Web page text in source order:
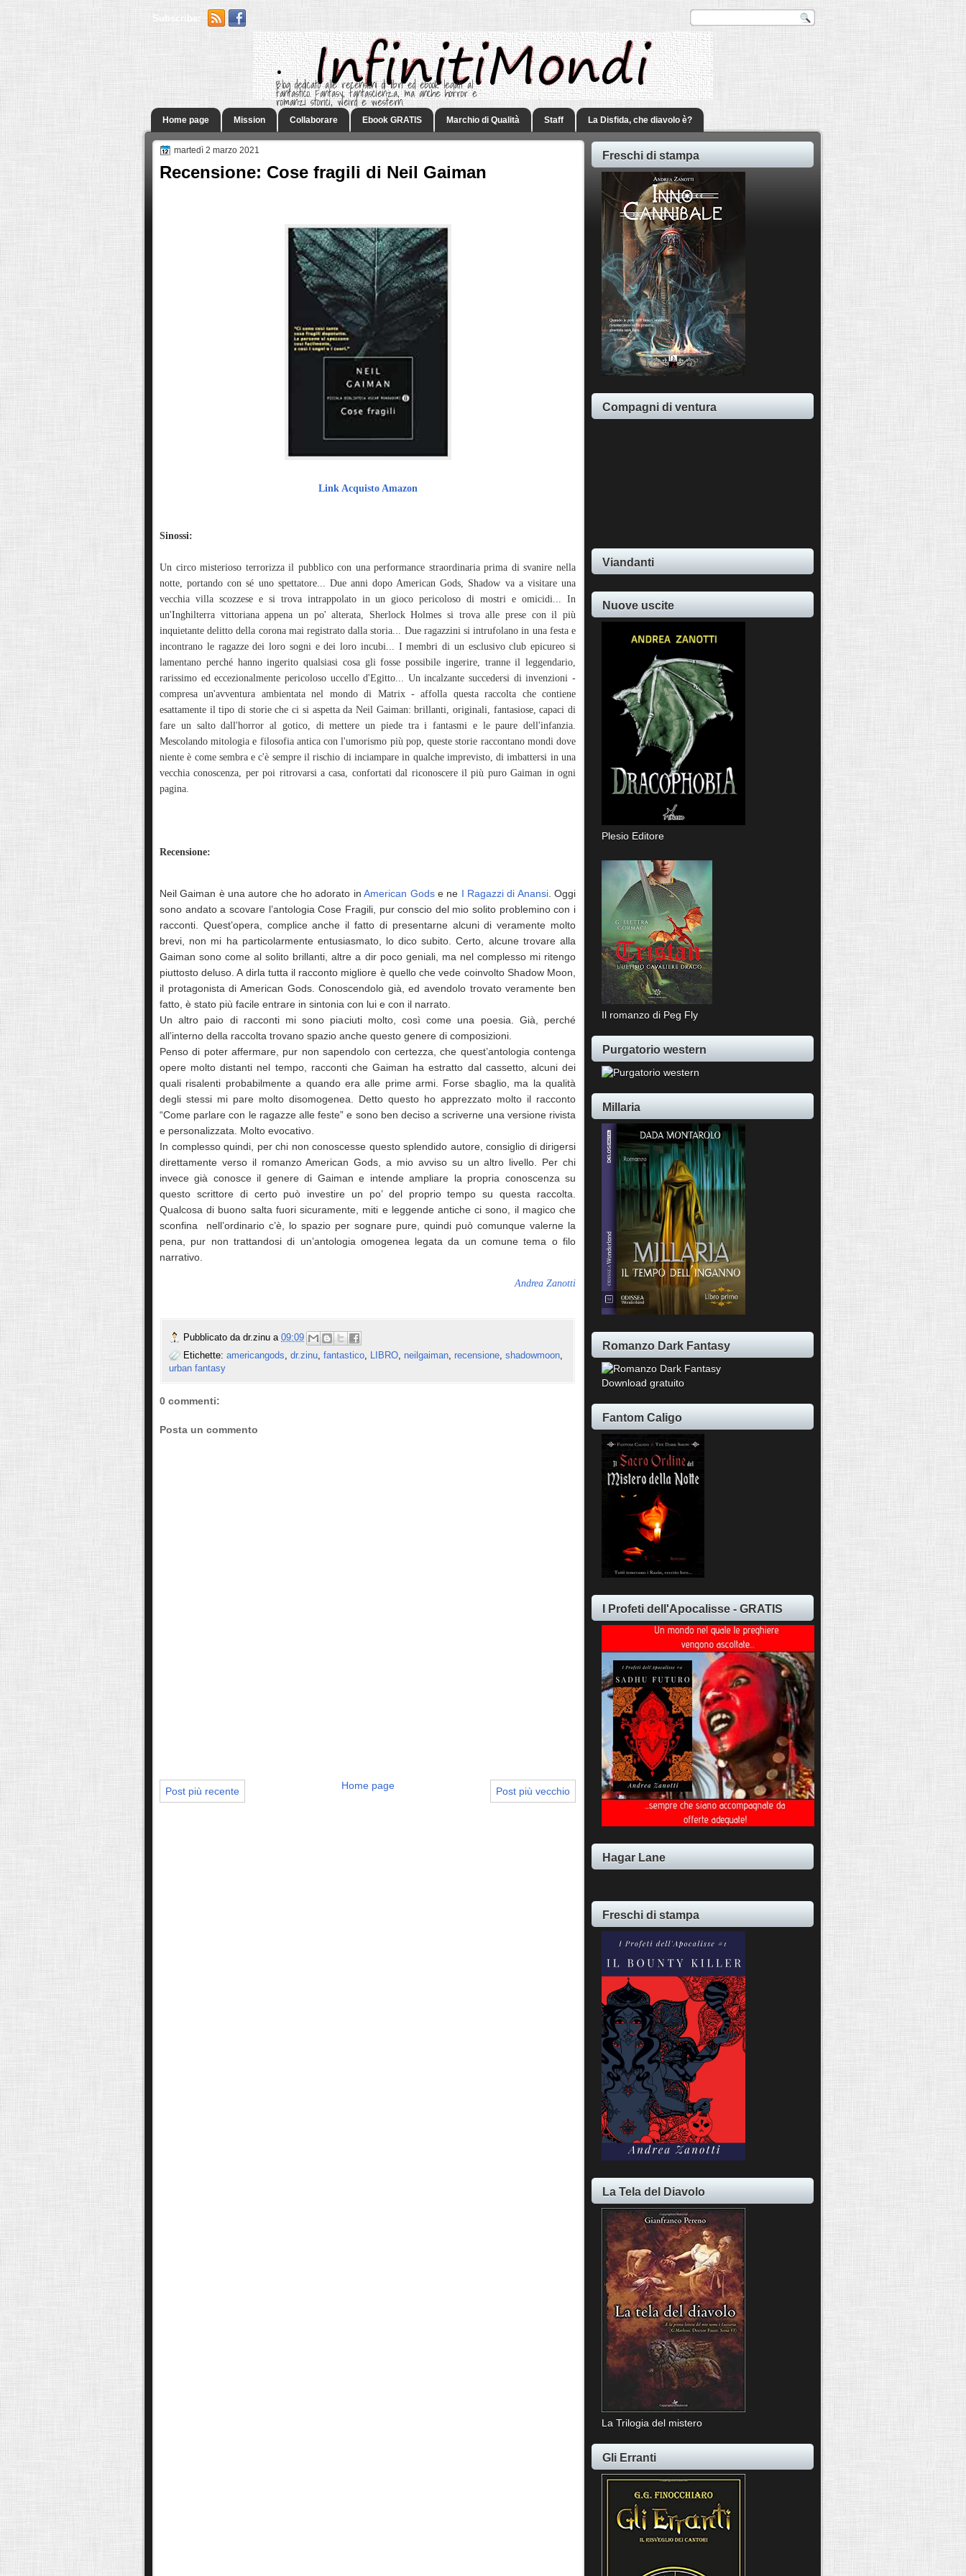
Subscribe:
.
Blog dedicato alle recensioni di libri ed ebook legati al
fantastico. Fantasy, fantascienza, ma anche horror e
romanzi storici, weird e western.
Home page Mission Collaborare Ebook GRATIS Marchio di Qualità Staff La Disfida, che diavolo è?
martedì 2 marzo 2021
Recensione: Cose fragili di Neil Gaiman
Link Acquisto Amazon
Sinossi:
Un circo misterioso terrorizza il pubblico con una performance straordinaria prima di svanire nella
notte, portando con sé uno spettatore... Due anni dopo American Gods, Shadow va a visitare una
vecchia villa scozzese e si trova intrappolato in un gioco pericoloso di mostri e omicidi... In
un'Inghilterra vittoriana appena un po' alterata, Sherlock Holmes si trova alle prese con il più
inquietante delitto della corona mai registrato dalla storia... Due ragazzini si intrufolano in una festa e
incontrano le ragazze dei loro sogni e dei loro incubi... I membri di un esclusivo club epicureo si
lamentano perché hanno ingerito qualsiasi cosa gli fosse possibile ingerire, tranne il leggendario,
rarissimo ed eccezionalmente pericoloso uccello d'Egitto... Un incalzante succedersi di invenzioni -
compresa un'avventura ambientata nel mondo di Matrix - affolla questa raccolta che contiene
esattamente il tipo di storie che ci si aspetta da Neil Gaiman: brillanti, originali, fantasiose, capaci di
fare un salto dall'horror al gotico, di mettere un piede tra i fantasmi e le paure dell'infanzia.
Mescolando mitologia e filosofia antica con l'umorismo più pop, queste storie raccontano mondi dove
niente è come sembra e c'è sempre il rischio di inciampare in qualche imprevisto, di imbattersi in una
vecchia conoscenza, per poi ritrovarsi a casa, confortati dal riconoscere il più puro Gaiman in ogni
pagina.
Recensione:
Neil Gaiman è una autore che ho adorato inAmerican Godse ne I Ragazzi di Anansi. Oggi
sono andato a scovare l’antologia Cose Fragili, pur conscio del mio solito problemino con i
racconti. Quest’opera, complice anche il fatto di presentarne alcuni di veramente molto
brevi, non mi ha particolarmente entusiasmato, lo dico subito. Certo, alcune trovare alla
Gaiman sono come al solito brillanti, altre a dir poco geniali, ma nel complesso mi ritengo
piuttosto deluso. A dirla tutta il racconto migliore è quello che vede coinvolto Shadow Moon,
il protagonista di American Gods. Conoscendolo già, ed avendolo trovato veramente ben
fatto, è stato più facile entrare in sintonia con lui e con il narrato.
Un altro paio di racconti mi sono piaciuti molto, così come una poesia. Già, perché
all’interno della raccolta trovano spazio anche questo genere di composizioni.
Penso di poter affermare, pur non sapendolo con certezza, che quest’antologia contenga
opere molto distanti nel tempo, racconti che Gaiman ha estratto dal cassetto, alcuni dei
quali risalenti probabilmente a quando era alle prime armi. Forse sbaglio, ma la qualità
degli stessi mi pare molto disomogenea. Detto questo ho apprezzato molto il racconto
“Come parlare con le ragazze alle feste” e sono ben deciso a scriverne una versione rivista
e personalizzata. Molto evocativo.
In complesso quindi, per chi non conoscesse questo splendido autore, consiglio di dirigersi
direttamente verso il romanzo American Gods, a mio avviso su un altro livello. Per chi
invece già conosce il genere di Gaiman e intende ampliare la propria conoscenza su
questo scrittore di certo può investire un po’ del proprio tempo su questa raccolta.
Qualcosa di buono salta fuori sicuramente, miti e leggende antiche ci sono, il magico che
sconfina nell’ordinario c’è, lo spazio per sognare pure, quindi può comunque valerne la
pena, pur non trattandosi di un’antologia omogenea legata da un comune tema o filo
narrativo.
Andrea Zanotti
Pubblicato da dr.zinu a 09:09
Etichette: americangods, dr.zinu, fantastico, LIBRO, neilgaiman, recensione, shadowmoon,
urban fantasy
0 commenti:
Posta un commento
Post più recente Post più vecchio
Home page
Freschi di stampa
Compagni di ventura
Viandanti
Nuove uscite
Plesio Editore
Il romanzo di Peg Fly
Purgatorio western
Millaria
Romanzo Dark Fantasy
Download gratuito
Fantom Caligo
I Profeti dell'Apocalisse - GRATIS
Hagar Lane
Freschi di stampa
La Tela del Diavolo
La Trilogia del mistero
Gli Erranti